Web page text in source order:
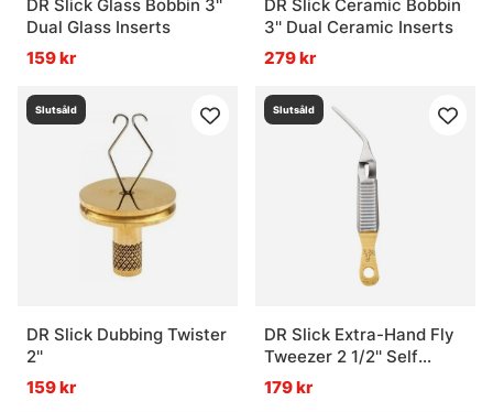
DR Slick Glass Bobbin 3''
Dual Glass Inserts
159 kr
DR Slick Ceramic Bobbin
3'' Dual Ceramic Inserts
279 kr
Slutsåld
DR Slick Dubbing Twister
2''
159 kr
Slutsåld
DR Slick Extra-Hand Fly
Tweezer 2 1/2'' Self
Closing - Curved
179 kr